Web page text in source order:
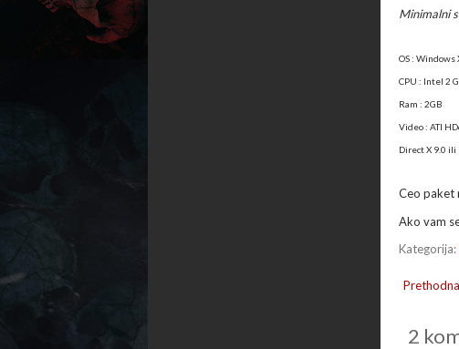
Minimalni
OS : Windows
CPU : Intel 2
Ram : 2GB
Video : ATI
Direct X 9.0 ili
Ceo paket
Ako vam
Kategorija:
2